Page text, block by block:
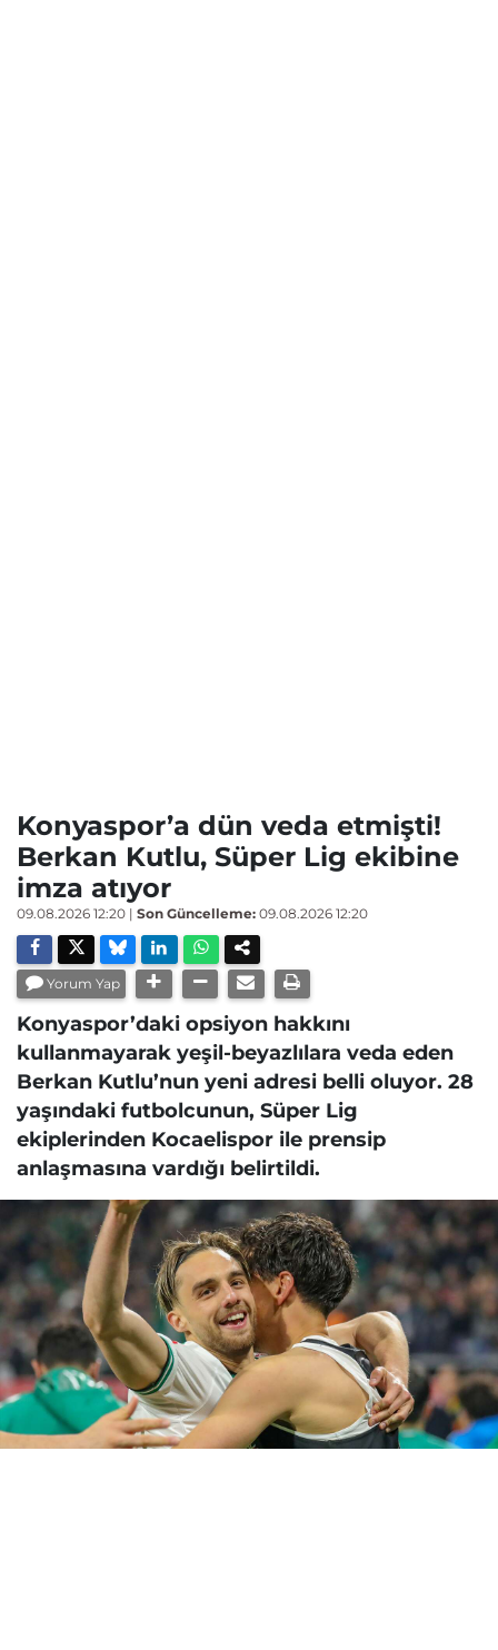
Konyaspor’a dün veda etmişti!
Berkan Kutlu, Süper Lig ekibine
imza atıyor
09.08.2026 12:20 | Son Güncelleme: 09.08.2026 12:20
Yorum Yap
Konyaspor’daki opsiyon hakkını
kullanmayarak yeşil-beyazlılara veda eden
Berkan Kutlu’nun yeni adresi belli oluyor. 28
yaşındaki futbolcunun, Süper Lig
ekiplerinden Kocaelispor ile prensip
anlaşmasına vardığı belirtildi.